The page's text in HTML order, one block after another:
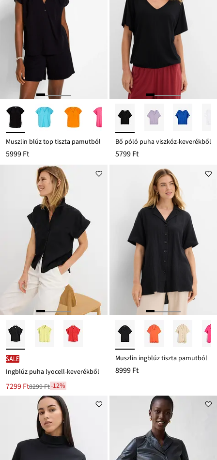
Muszlin blúz top tiszta pamutból
5999 Ft
Bő póló puha viszkóz-keverékből
5799 Ft
SALE
Ingblúz puha lyocell-keverékből
Új
7299 Ft
Leárazva8299 Ft-12%
Muszlin ingblúz tiszta pamutból
8999 Ft